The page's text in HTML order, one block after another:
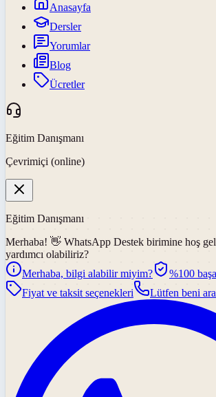
Anasayfa
Dersler
Yorumlar
Blog
Ücretler
Eğitim Danışmanı
Çevrimiçi (online)
Eğitim Danışmanı
Merhaba! 👋 WhatsApp Destek birimine hoş
yardımcı olabiliriz?
Merhaba, bilgi alabilir miyim?
%100
Fiyat ve taksit seçenekleri
Lütfen beni